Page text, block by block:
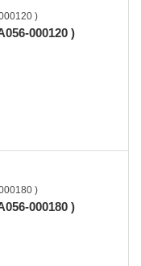
000120 )
000180 )